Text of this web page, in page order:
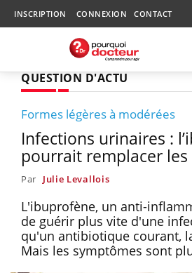
INSCRIPTION CONNEXION CONTACT
QUESTION D'ACTU
Formes légères à modérées
Infections urinaires :
pourrait remplacer
Par Julie Levallois
L'ibuprofène, un anti-
de guérir plus vite d'une
qu'un antibiotique courant,
Mais les symptômes sont